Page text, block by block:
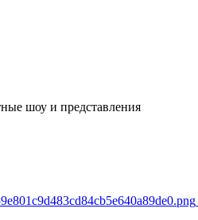
шоу и представления